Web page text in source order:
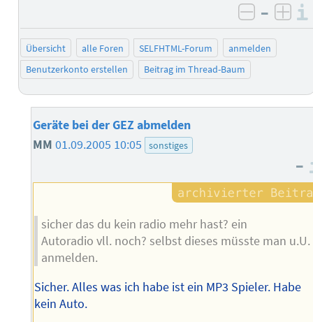
negativ
–
Übersicht alle Foren SELFHTML-Forum
anmelden
Benutzerkonto erstellen
Beitrag im Thread-Baum
Geräte bei der GEZ abmelden
MM 01.09.2005 10:05 sonstiges
–
sicher das du kein radio mehr hast? ein
Autoradio vll. noch? selbst dieses müsste man u.U.
anmelden.
Sicher. Alles was ich habe ist ein MP3 Spieler. Habe
kein Auto.